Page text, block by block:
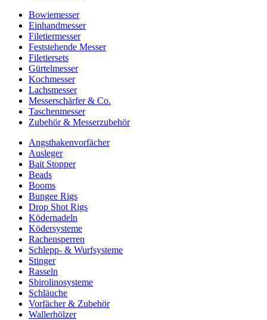
Bowiemesser
Einhandmesser
Filetiermesser
Feststehende Messer
Filetiersets
Gürtelmesser
Kochmesser
Lachsmesser
Messerschärfer & Co.
Taschenmesser
Zubehör & Messerzubehör
Angsthakenvorfächer
Ausleger
Bait Stopper
Beads
Booms
Bungee Rigs
Drop Shot Rigs
Ködernadeln
Ködersysteme
Rachensperren
Schlepp- & Wurfsysteme
Stinger
Rasseln
Sbirolinosysteme
Schläuche
Vorfächer & Zubehör
Wallerhölzer